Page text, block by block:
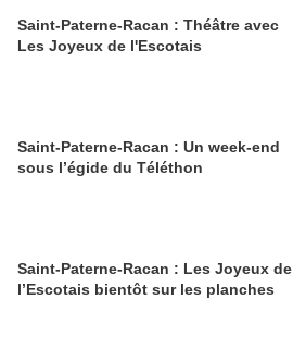
Saint-Paterne-Racan : Théâtre avec
Les Joyeux de l'Escotais
Saint-Paterne-Racan : Un week-end
sous l’égide du Téléthon
Saint-Paterne-Racan : Les Joyeux de
l’Escotais bientôt sur les planches